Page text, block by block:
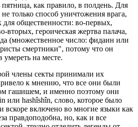
как правило, в полдень. Для
только способ уничтожения врага,
общественности: во-первых,
вторых, героическая жертва палача,
(множественное число: фидаин или
смертники", потому что он
умереть на месте.
члены секты принимали их
к мнению, что все они были
гашишем, и именно поэтому они
или hashîshîn, слово, которое было
вскоре включено во многие языки как
правдоподобна, но, как и все